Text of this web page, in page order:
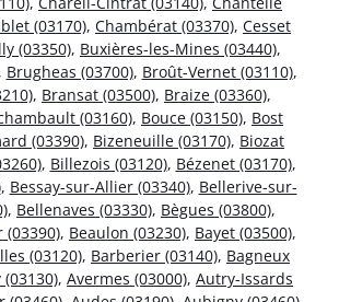
(03170), Chambérat (03370), Cesset
(03350), Buxières-les-Mines (03440),
Brugheas (03700), Broût-Vernet (03110),
, Bransat (03500), Braize (03360),
(03160), Bouce (03150), Bost
(03390), Bizeneuille (03170), Biozat
, Billezois (03120), Bézenet (03170),
, Bessay-sur-Allier (03340), Bellerive-sur-
, Bellenaves (03330), Bègues (03800),
(03390), Beaulon (03230), Bayet (03500),
(03120), Barberier (03140), Bagneux
, Avermes (03000), Autry-Issards